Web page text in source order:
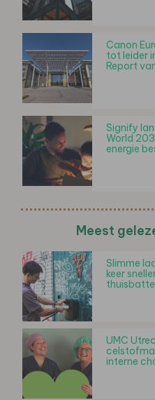
Canon
tot leider
Report
Signify
World
energie
Meest
Slimme
keer
UMC
interne